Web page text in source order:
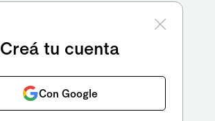
Creá tu cuenta
Con Google